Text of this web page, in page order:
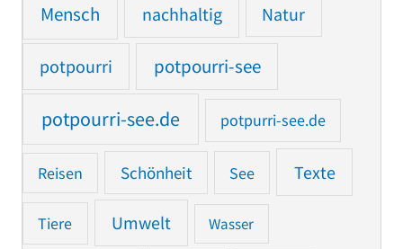
Mensch nachhaltig Natur
potpourri potpourri-see
potpourri-see.de potpurri-see.de
Reisen Schönheit See Texte
Tiere Umwelt Wasser